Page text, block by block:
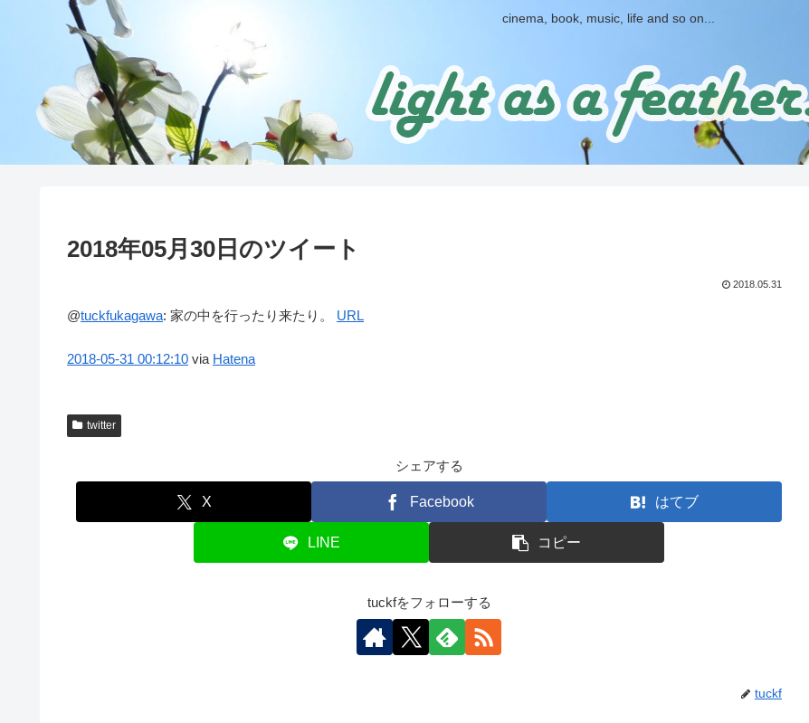
cinema, book, music, life and so on...
2018年05月30日のツイート
2018.05.31
@tuckfukagawa: 家の中を行ったり来たり。 URL
2018-05-31 00:12:10 via Hatena
twitter
シェアする
X Facebook はてブ
LINE コピー
tuckfをフォローする
tuckf